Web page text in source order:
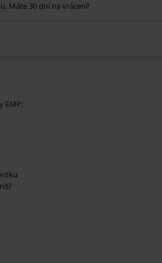
(Till) Lindemann, Böhse Onkelz, Broilers, Die
Máte 30 dní na vrácení!
EMP: